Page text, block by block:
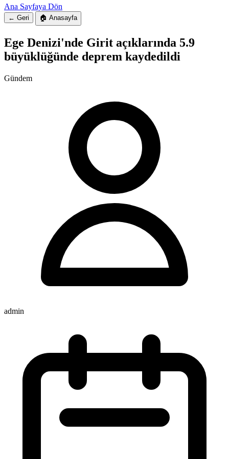
Ana Sayfaya Dön
← Geri 🏠 Anasayfa
Ege Denizi'nde Girit açıklarında 5.9
büyüklüğünde deprem kaydedildi
Gündem
admin